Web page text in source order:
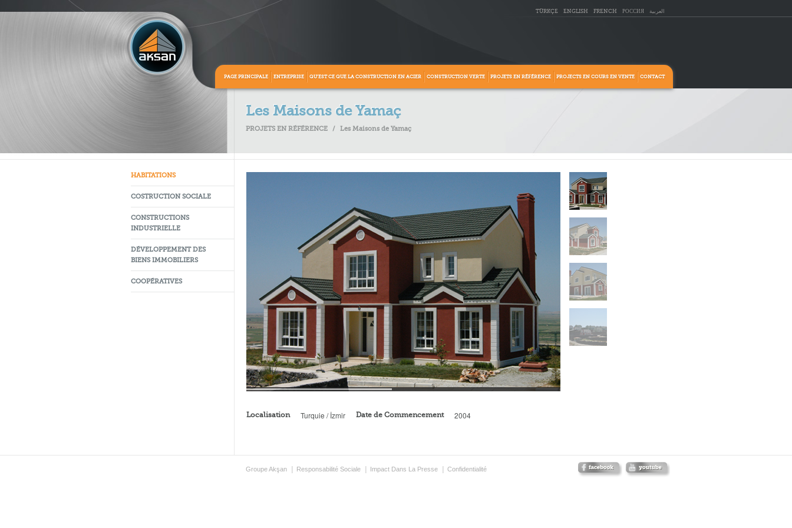
TÜRKÇE ENGLISH FRENCH РОССИЯ العربية
PAGE PRINCIPALE ENTREPRISE QU’EST CE QUE LA CONSTRUCTION EN ACIER CONSTRUCTION VERTE PROJETS EN RÉFÉRENCE PROJECTS EN COURS EN VENTE CONTACT
HABITATIONS
COSTRUCTION SOCIALE
CONSTRUCTIONS
INDUSTRIELLE
DÉVELOPPEMENT DES
BIENS IMMOBILIERS
COOPÉRATIVES
Les Maisons de Yamaç
PROJETS EN RÉFÉRENCE / Les Maisons de Yamaç
Localisation Turquie / İzmir Date de Commencement 2004
Groupe Akşan Responsabilité Sociale Impact Dans La Presse Confidentialité